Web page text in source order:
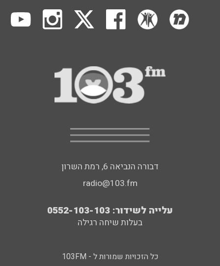
דבורה הנביאה 6, רמת השרון
radio@103.fm
עלייה לשידור: 0552-103-103
בעלות שיחה רגילה
כל הזכויות שמורות ל - 103FM